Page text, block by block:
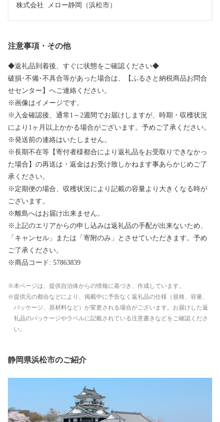
株式会社  メロー静岡（浜松市）
注意事項・その他
◆返礼品到着後、すぐに状態をご確認ください◆
破損･不備･不具合等があった場合は、【ふるさと納税商品お問合
せセンター】へご連絡ください。
※画像はイメージです。
※入金確認後、通常1～2週間でお届けしますが、時期・収穫状況
により1ヶ月以上かかる場合がございます。予めご了承ください。
※発送前の連絡はいたしません。
※長期不在等【寄付者様都合により返礼品をお受取りできなかっ
た場合】の再送は・返金はお受け致しかねます事あらかじめご了
承ください。
※定期便の場合、収穫状況により記載の容量より大きくなる時が
ございます。
※離島へはお届け出来ません。
※上記のエリアからの申し込みは返礼品の手配が出来ないため、
「キャンセル」または「寄附のみ」とさせていただきます。予め
ご了承ください。
※商品コード: 57863839
本ページは、提供自治体からの情報に基づき、作成しています。
提供元の都合などにより、掲載中に予告なく返礼品の仕様（規格、容量、
パッケージ、原材料など）が変更される場合がございます。お届けした返
礼品のパッケージやラベルに記載されている注意書きなどをご確認くださ
い。
静岡県浜松市のご紹介